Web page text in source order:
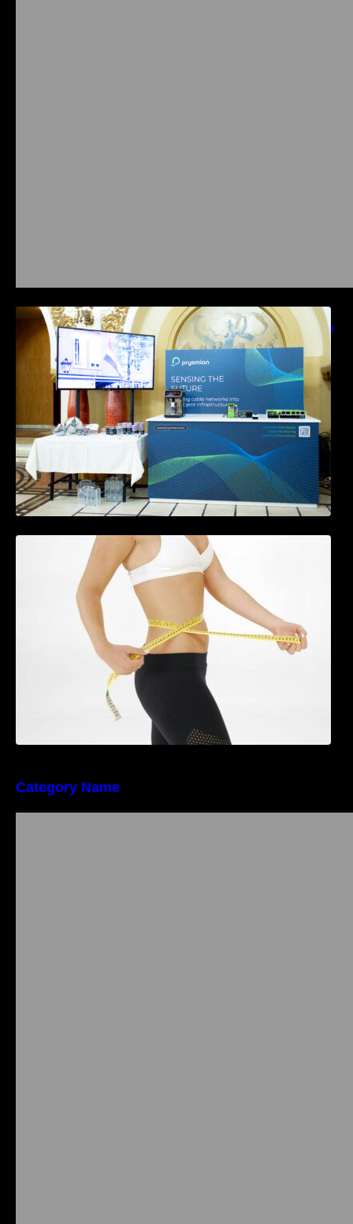
Prysmian aduce la COMM26 tehnologii de
sensing si Digital Energy pentru monitorizarea
in timp real a infrastrucrutilor critice
Tratamentul Wegovy® generează o scădere
în greutate de până la 22,6% la femei în
perioada menopauzei și reduce la jumătate
riscul de migrene
Category Name